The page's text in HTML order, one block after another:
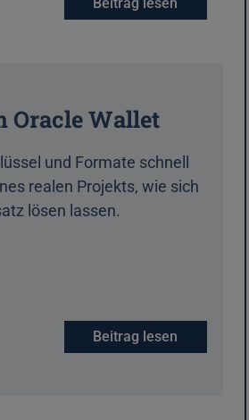
Oracle Wallet
und Formate schnell
realen Projekts, wie sich
lösen lassen.
Beitrag lesen